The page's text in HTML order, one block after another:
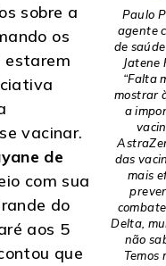
Paulo
agente
de
Jatene
“Falta
mostrar
a
das
mais
Delta,
não
Temos
sobre a
os
estarem
vacinar.
de
com sua
do
aos 5
que